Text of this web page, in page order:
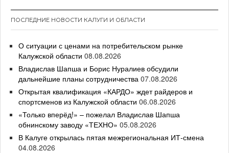
ПОСЛЕДНИЕ НОВОСТИ КАЛУГИ И ОБЛАСТИ
О ситуации с ценами на потребительском рынке
Калужской области 08.08.2026
Владислав Шапша и Борис Нуралиев обсудили
дальнейшие планы сотрудничества 07.08.2026
Открытая квалификация «КАРДО» ждет райдеров и
спортсменов из Калужской области 06.08.2026
«Только вперёд!» – пожелал Владислав Шапша
обнинскому заводу «ТЕХНО» 05.08.2026
В Калуге открылась пятая межрегиональная ИТ-смена
04.08.2026